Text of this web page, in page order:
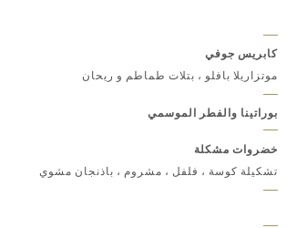
كابريس جوفي
موتزاريلا بافلو ، بتلات طماطم و ريحان
بوراتينا والفطر الموسمي
خضروات مشكلة
تشكيلة كوسة ، فلفل ، مشروم ، باذنجان مشوي